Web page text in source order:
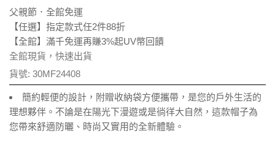
父親節．全館免運
【任選】指定款式任2件88折
【全館】滿千免運再賺3%起UV幣回饋
全館現貨，快速出貨
貨號: 30MF24408
簡約輕便的設計，附贈收納袋方便攜帶，是您的戶外生活的
理想夥伴。不論是在陽光下漫遊或是徜徉大自然，這款帽子為
您帶來舒適防曬、時尚又實用的全新體驗。